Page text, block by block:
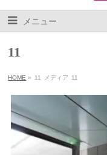
メニュー
11
HOME » 11 メディア 11